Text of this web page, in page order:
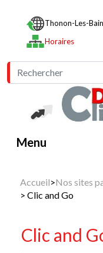
Thonon-Les-
Horaires
Menu
Accueil>Nos sites
> Clic and Go
Clic and